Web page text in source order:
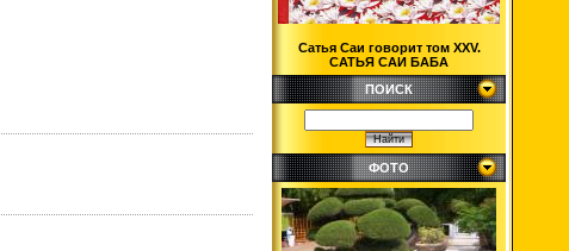
Сатья Саи говорит том XXV.
САТЬЯ САИ БАБА
ПОИСК
ФОТО